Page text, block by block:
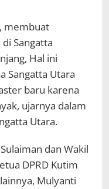
membuat
Sangatta
Hal ini
Sangatta Utara
baru karena
ujarnya dalam
Utara.
dan Wakil
DPRD Kutim
Mulyanti